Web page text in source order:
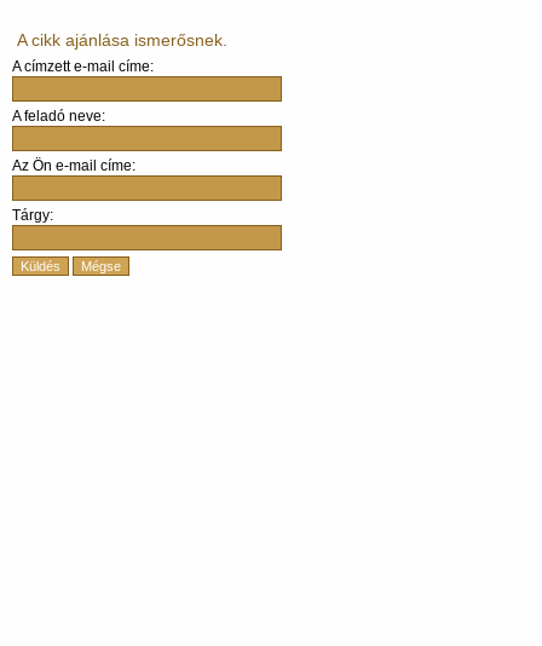
A cikk ajánlása ismerősnek.
A címzett e-mail címe:
A feladó neve:
Az Ön e-mail címe:
Tárgy:
Küldés Mégse